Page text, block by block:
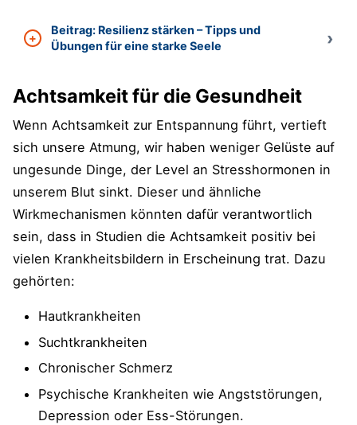
Beitrag: Resilienz stärken – Tipps und
Übungen für eine starke Seele
Achtsamkeit für die Gesundheit
Wenn Achtsamkeit zur Entspannung führt, vertieft
sich unsere Atmung, wir haben weniger Gelüste auf
ungesunde Dinge, der Level an Stresshormonen in
unserem Blut sinkt. Dieser und ähnliche
Wirkmechanismen könnten dafür verantwortlich
sein, dass in Studien die Achtsamkeit positiv bei
vielen Krankheitsbildern in Erscheinung trat. Dazu
gehörten:
Hautkrankheiten
Suchtkrankheiten
Chronischer Schmerz
Psychische Krankheiten wie Angststörungen,
Depression oder Ess-Störungen.